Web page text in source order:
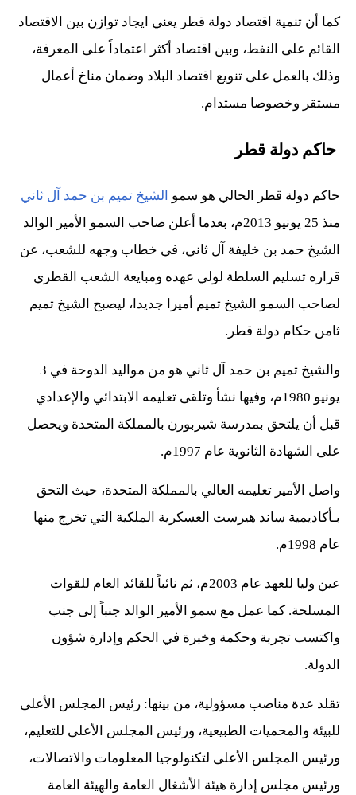
كما أن تنمية اقتصاد دولة قطر يعني ايجاد توازن بين الاقتصاد
القائم على النفط، وبين اقتصاد أكثر اعتماداً على المعرفة،
وذلك بالعمل على تنويع اقتصاد البلاد وضمان مناخ أعمال
مستقر وخصوصا مستدام.
حاكم دولة قطر
حاكم دولة قطر الحالي هو سمو الشيخ تميم بن حمد آل ثاني
منذ 25 يونيو 2013م، بعدما أعلن صاحب السمو الأمير الوالد
الشيخ حمد بن خليفة آل ثاني، في خطاب وجهه للشعب، عن
قراره تسليم السلطة لولي عهده ومبايعة الشعب القطري
لصاحب السمو الشيخ تميم أميرا جديدا، ليصبح الشيخ تميم
ثامن حكام دولة قطر.
والشيخ تميم بن حمد آل ثاني هو من مواليد الدوحة في 3
يونيو 1980م، وفيها نشأ وتلقى تعليمه الابتدائي والإعدادي
قبل أن يلتحق بمدرسة شيربورن بالمملكة المتحدة ويحصل
على الشهادة الثانوية عام 1997م.
واصل الأمير تعليمه العالي بالمملكة المتحدة، حيث التحق
بـأكاديمية ساند هيرست العسكرية الملكية التي تخرج منها
عام 1998م.
عين وليا للعهد عام 2003م، ثم نائباً للقائد العام للقوات
المسلحة. كما عمل مع سمو الأمير الوالد جنباً إلى جنب
واكتسب تجربة وحكمة وخبرة في الحكم وإدارة شؤون
الدولة.
تقلد عدة مناصب مسؤولية، من بينها: رئيس المجلس الأعلى
للبيئة والمحميات الطبيعية، ورئيس المجلس الأعلى للتعليم،
ورئيس المجلس الأعلى لتكنولوجيا المعلومات والاتصالات،
ورئيس مجلس إدارة هيئة الأشغال العامة والهيئة العامة